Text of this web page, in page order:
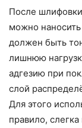
После
можно
должен быть
лишнюю
адгезию при
слой
Для этого
правило,